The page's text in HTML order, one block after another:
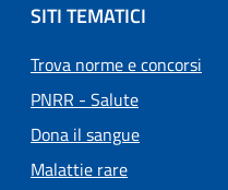
SITI TEMATICI
Trova norme e concorsi
PNRR - Salute
Dona il sangue
Malattie rare